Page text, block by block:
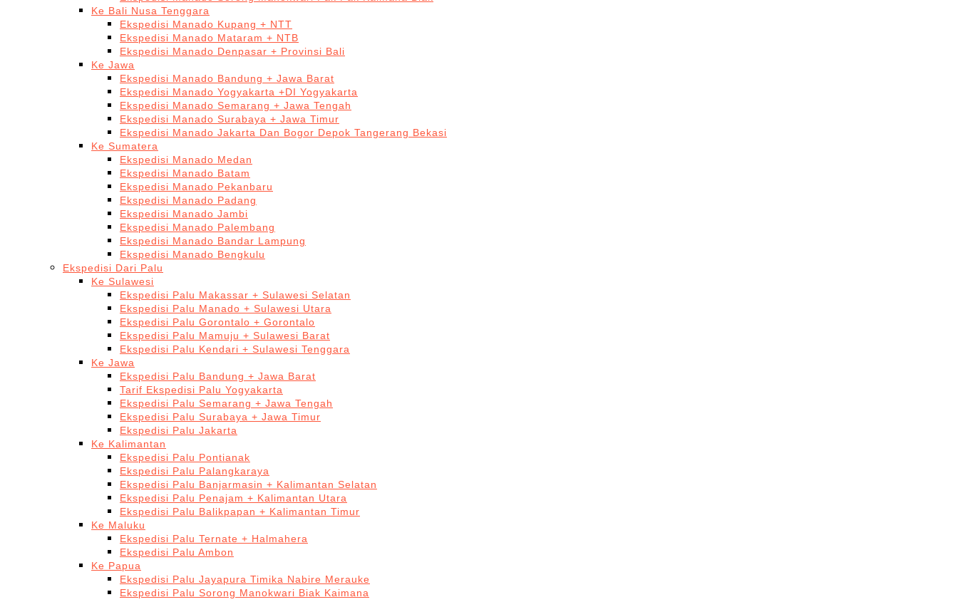
Ke Bali Nusa Tenggara
Ekspedisi Manado Kupang + NTT
Ekspedisi Manado Mataram + NTB
Ekspedisi Manado Denpasar + Provinsi Bali
Ke Jawa
Ekspedisi Manado Bandung + Jawa Barat
Ekspedisi Manado Yogyakarta +DI Yogyakarta
Ekspedisi Manado Semarang + Jawa Tengah
Ekspedisi Manado Surabaya + Jawa Timur
Ekspedisi Manado Jakarta Dan Bogor Depok Tangerang Bekasi
Ke Sumatera
Ekspedisi Manado Medan
Ekspedisi Manado Batam
Ekspedisi Manado Pekanbaru
Ekspedisi Manado Padang
Ekspedisi Manado Jambi
Ekspedisi Manado Palembang
Ekspedisi Manado Bandar Lampung
Ekspedisi Manado Bengkulu
Ekspedisi Dari Palu
Ke Sulawesi
Ekspedisi Palu Makassar + Sulawesi Selatan
Ekspedisi Palu Manado + Sulawesi Utara
Ekspedisi Palu Gorontalo + Gorontalo
Ekspedisi Palu Mamuju + Sulawesi Barat
Ekspedisi Palu Kendari + Sulawesi Tenggara
Ke Jawa
Ekspedisi Palu Bandung + Jawa Barat
Tarif Ekspedisi Palu Yogyakarta
Ekspedisi Palu Semarang + Jawa Tengah
Ekspedisi Palu Surabaya + Jawa Timur
Ekspedisi Palu Jakarta
Ke Kalimantan
Ekspedisi Palu Pontianak
Ekspedisi Palu Palangkaraya
Ekspedisi Palu Banjarmasin + Kalimantan Selatan
Ekspedisi Palu Penajam + Kalimantan Utara
Ekspedisi Palu Balikpapan + Kalimantan Timur
Ke Maluku
Ekspedisi Palu Ternate + Halmahera
Ekspedisi Palu Ambon
Ke Papua
Ekspedisi Palu Jayapura Timika Nabire Merauke
Ekspedisi Palu Sorong Manokwari Biak Kaimana